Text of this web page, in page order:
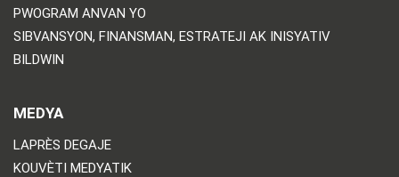
PWOGRAM ANVAN YO
SIBVANSYON, FINANSMAN, ESTRATEJI AK INISYATIV
BILDWIN
MEDYA
LAPRÈS DEGAJE
KOUVÈTI MEDYATIK